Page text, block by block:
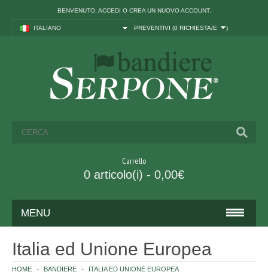
BENVENUTO, ACCEDI O CREA UN NUOVO ACCOUNT.
ITALIANO PREVENTIVI (0 RICHIESTA/E )
Carrello
0 articolo(i) - 0,00€
MENU
ITALIA ED UNIONE EUROPEA
Italia ed Unione Europea
HOME BANDIERE ITALIA ED UNIONE EUROPEA